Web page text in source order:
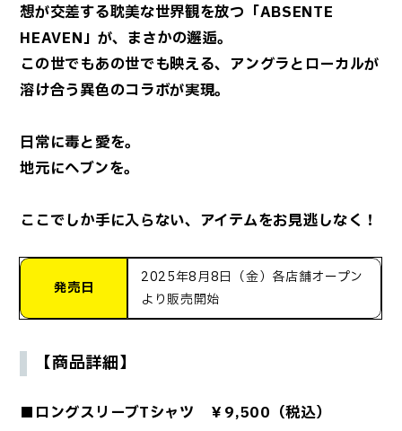
想が交差する耽美な世界観を放つ「ABSENTE
HEAVEN」が、まさかの邂逅。
この世でもあの世でも映える、アングラとローカルが
溶け合う異色のコラボが実現。
日常に毒と愛を。
地元にヘブンを。
ここでしか手に入らない、アイテムをお見逃しなく！
発売日
2025年8月8日（金）各店舗オープン
より販売開始
【商品詳細】
■ロングスリーブTシャツ ￥9,500（税込）